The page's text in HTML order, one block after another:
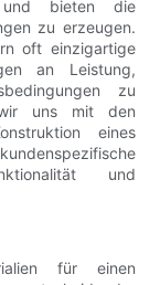
und bieten die
zu erzeugen.
oft einzigartige
an Leistung,
zu
uns mit den
eines
und
für einen